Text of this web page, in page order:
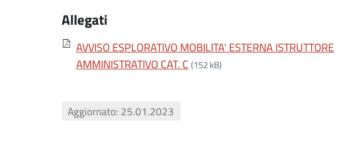
Allegati
AVVISO ESPLORATIVO MOBILITA' ESTERNA ISTRUTTORE
AMMINISTRATIVO CAT. C (152 kB)
Aggiornato: 25.01.2023